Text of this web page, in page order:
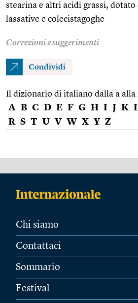
stearina e altri acidi grassi,
lassative e colecistagoghe
Correzioni e suggerimenti
Condividi
Il dizionario di italiano dalla a alla
A B C D E F G H I J K
R S T U V W X Y Z
Chi siamo
Contattaci
Sommario
Festival